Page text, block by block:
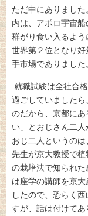
ただ中にありまし
内は、アポロ宇宙
群がり食い入るよ
世界第２位となり
手市場でありました
就職試験は全社合
過ごしていました
のだから、京都に
い」とおじさん二
おじ二人というの
先生が京大教授で
の栽培法で知られ
は座学の講師を京
したので、恐らく
すが、話は付けて